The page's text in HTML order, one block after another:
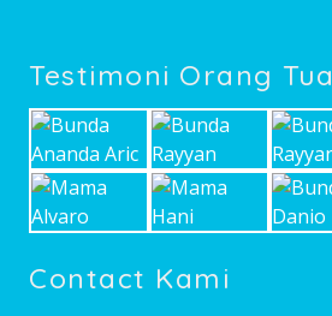
Testimoni Orang Tua
Contact Kami